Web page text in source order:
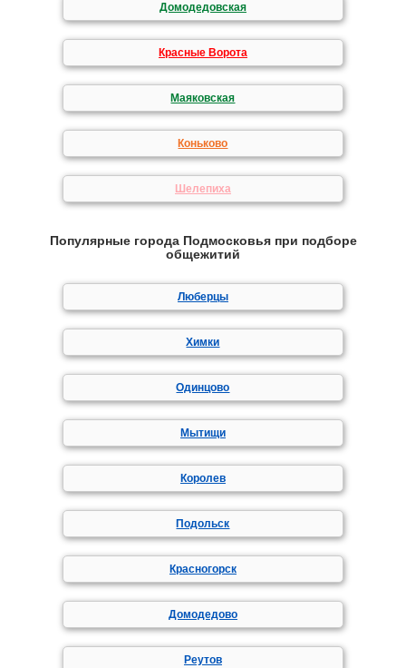
Домодедовская
Красные Ворота
Маяковская
Коньково
Шелепиха
Популярные города Подмосковья при подборе
общежитий
Люберцы
Химки
Одинцово
Мытищи
Королев
Подольск
Красногорск
Домодедово
Реутов